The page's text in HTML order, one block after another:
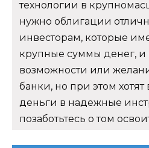
технологии в
нужно облигации
инвесторам, которые
крупные суммы денег,
возможности или
банки, но при этом хотят
деньги в надежные
позаботьтесь о том